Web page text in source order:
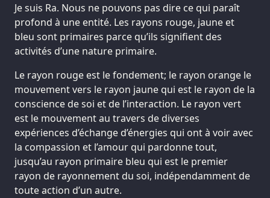
Je suis Ra. Nous ne pouvons pas dire ce qui paraît
profond à une entité. Les rayons rouge, jaune et
bleu sont primaires parce qu’ils signifient des
activités d’une nature primaire.
Le rayon rouge est le fondement; le rayon orange le
mouvement vers le rayon jaune qui est le rayon de la
conscience de soi et de l’interaction. Le rayon vert
est le mouvement au travers de diverses
expériences d’échange d’énergies qui ont à voir avec
la compassion et l’amour qui pardonne tout,
jusqu’au rayon primaire bleu qui est le premier
rayon de rayonnement du soi, indépendamment de
toute action d’un autre.